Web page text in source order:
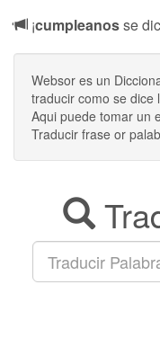
¡cumpleanosse
Websor es un
traducir como se dice
Aqui puede tomar un
Traducir frase or